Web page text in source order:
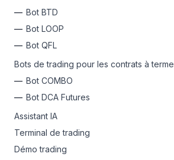
Bot BTD
Bot LOOP
Bot QFL
Bots de trading pour les contrats à terme
Bot COMBO
Bot DCA Futures
Assistant IA
Terminal de trading
Démo trading